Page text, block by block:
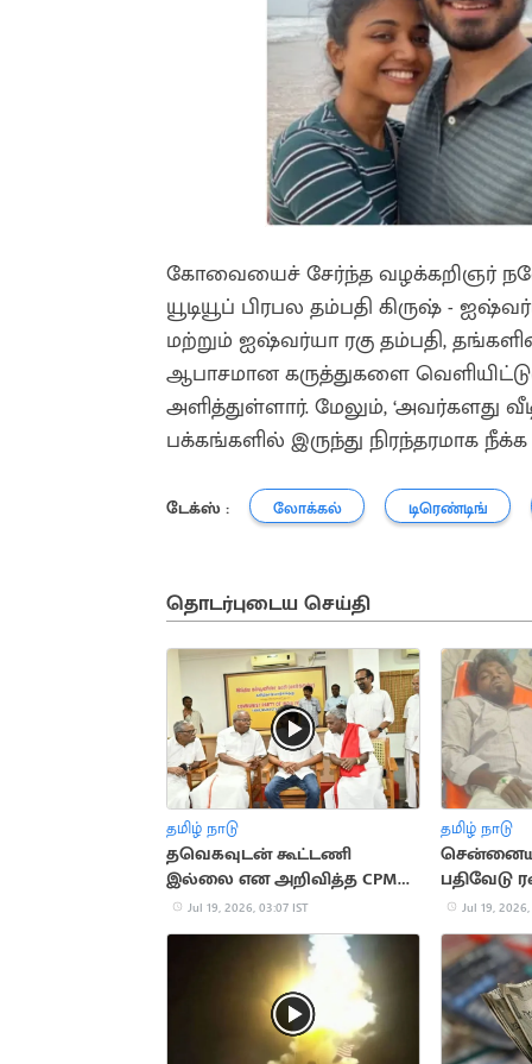
கோவையைச் சேர்ந்த வழக்கறிஞர்
யூடியூப் பிரபல தம்பதி கிருஷ் -
மற்றும் ஐஷ்வர்யா ரகு தம்பதி,
ஆபாசமான கருத்துகளை
அளித்துள்ளார். மேலும், ‘அவர்களது
பக்கங்களில் இருந்து நிரந்தரமாக
டேக்ஸ் : லோக்கல் டிரெண்டிங்
தொடர்புடைய செய்தி
தமிழ் நாடு
தவெகவுடன் கூட்டணி
இல்லை என அறிவித்த CPM
சண்முகம்
Jul 19, 2026, 03:07 IST
தமிழ் நாடு
பதிவேடு
Jul 19,